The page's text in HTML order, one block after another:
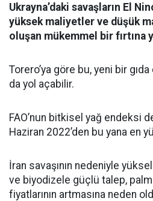
Ukrayna’daki savaşların El
yüksek maliyetler ve düşük
oluşan mükemmel bir fırtına
Torero’ya göre bu, yeni bir
da yol açabilir.
FAO’nun bitkisel yağ endeksi
Haziran 2022’den bu yana en
İran savaşının nedeniyle
ve biyodizele güçlü talep, palm
fiyatlarının artmasına neden